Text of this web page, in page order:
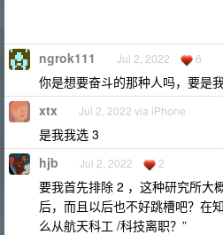
ngrok111 Jul 2, 2022 6
你是想要奋斗的那种人吗，要是
xtx Jul 2, 2022 via iPhone
是我我选 3
hjb Jul 2, 2022 2
要我首先排除 2 ，这种研究所大
后，而且以后也不好跳槽吧？在
么从航天科工 /科技离职？”